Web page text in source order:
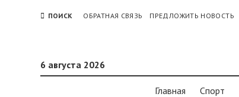
ПОИСК ОБРАТНАЯ СВЯЗЬ ПРЕДЛОЖИТЬ НОВОСТЬ
6 августа 2026
Главная Спорт